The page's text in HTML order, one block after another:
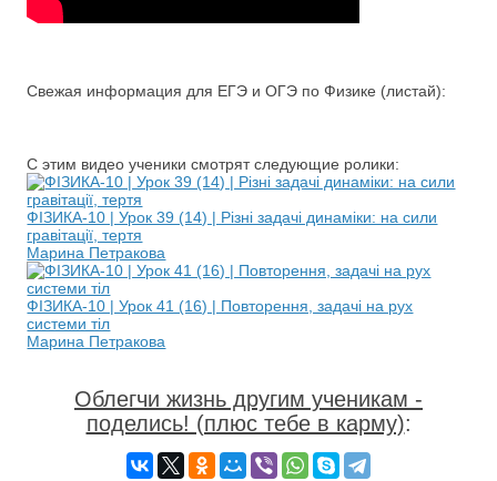
Свежая информация для ЕГЭ и ОГЭ по Физике (листай):
С этим видео ученики смотрят следующие ролики:
ФІЗИКА-10 | Урок 39 (14) | Різні задачі динаміки: на сили
гравітації, тертя
Марина Петракова
ФІЗИКА-10 | Урок 41 (16) | Повторення, задачі на рух
системи тіл
Марина Петракова
Облегчи жизнь другим ученикам -
поделись! (плюс тебе в карму):